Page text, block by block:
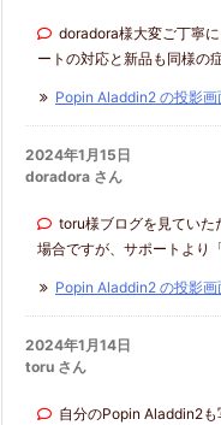
doradora様大変ご丁寧
ートの対応と新品も同様の
Popin Aladdin2 の投影画
2024年1月15日
doradora さん
toru様ブログを見ていた
場合ですが、サポートより
Popin Aladdin2 の投影画
2024年1月14日
toru さん
自分のPopin Aladdin2も